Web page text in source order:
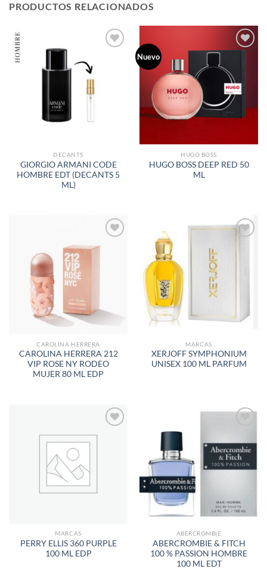
PRODUCTOS RELACIONADOS
A LA
LISTA
DESEOS
DECANTS
GIORGIO ARMANI CODE
HOMBRE EDT (DECANTS 5
ML)
Nuevo
A LA
LISTA
DE
DESEOS
HUGO BOSS
HUGO BOSS DEEP RED 50
ML
AÑADIR
CAROLINA HERRERA
CAROLINA HERRERA 212
VIP ROSE NY RODEO
MUJER 80 ML EDP
MARCAS
XERJOFF SYMPHONIUM
UNISEX 100 ML PARFUM
AÑADIR
MARCAS
PERRY ELLIS 360 PURPLE
100 ML EDP
A LA
LISTA
DE
ABERCROMBIE
ABERCROMBIE & FITCH
100 % PASSION HOMBRE
100 ML EDT